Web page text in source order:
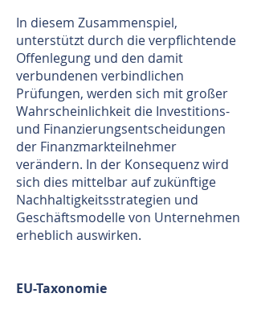
In diesem Zusammenspiel,
unterstützt durch die verpflichtende
Offenlegung und den damit
verbundenen verbindlichen
Prüfungen, werden sich mit großer
Wahrscheinlichkeit die Investitions-
und Finanzierungsentscheidungen
der Finanzmarkteilnehmer
verändern. In der Konsequenz wird
sich dies mittelbar auf zukünftige
Nachhaltigkeitsstrategien und
Geschäftsmodelle von Unternehmen
erheblich auswirken.
EU-Taxonomie